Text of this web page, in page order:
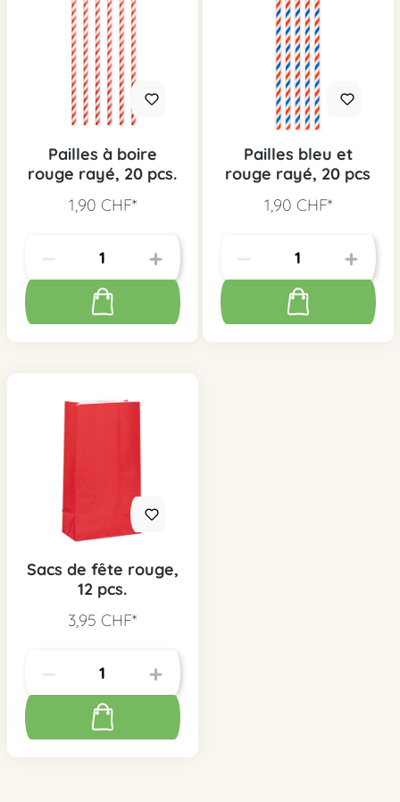
Pailles à boire
rouge rayé, 20 pcs.
1,90 CHF*
Pailles bleu et
rouge rayé, 20 pcs
1,90 CHF*
Sacs de fête rouge,
12 pcs.
3,95 CHF*